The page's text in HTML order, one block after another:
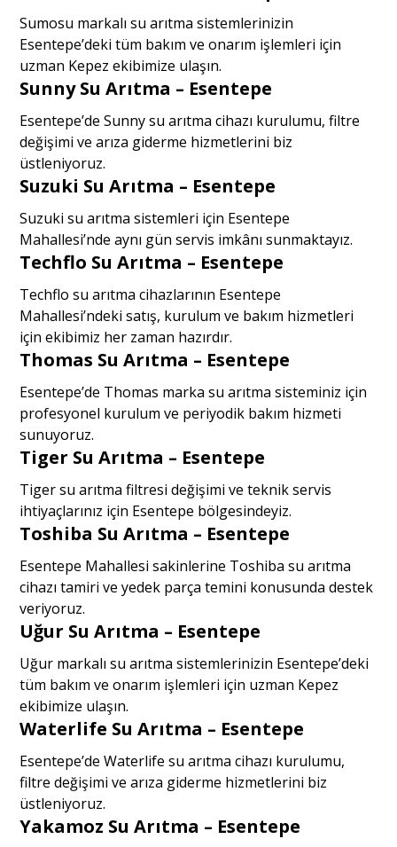
Sumosu markalı su arıtma sistemlerinizin
Esentepe’deki tüm bakım ve onarım işlemleri için
uzman Kepez ekibimize ulaşın.
Sunny Su Arıtma – Esentepe
Esentepe’de Sunny su arıtma cihazı kurulumu, filtre
değişimi ve arıza giderme hizmetlerini biz
üstleniyoruz.
Suzuki Su Arıtma – Esentepe
Suzuki su arıtma sistemleri için Esentepe
Mahallesi’nde aynı gün servis imkânı sunmaktayız.
Techflo Su Arıtma – Esentepe
Techflo su arıtma cihazlarının Esentepe
Mahallesi’ndeki satış, kurulum ve bakım hizmetleri
için ekibimiz her zaman hazırdır.
Thomas Su Arıtma – Esentepe
Esentepe’de Thomas marka su arıtma sisteminiz için
profesyonel kurulum ve periyodik bakım hizmeti
sunuyoruz.
Tiger Su Arıtma – Esentepe
Tiger su arıtma filtresi değişimi ve teknik servis
ihtiyaçlarınız için Esentepe bölgesindeyiz.
Toshiba Su Arıtma – Esentepe
Esentepe Mahallesi sakinlerine Toshiba su arıtma
cihazı tamiri ve yedek parça temini konusunda destek
veriyoruz.
Uğur Su Arıtma – Esentepe
Uğur markalı su arıtma sistemlerinizin Esentepe’deki
tüm bakım ve onarım işlemleri için uzman Kepez
ekibimize ulaşın.
Waterlife Su Arıtma – Esentepe
Esentepe’de Waterlife su arıtma cihazı kurulumu,
filtre değişimi ve arıza giderme hizmetlerini biz
üstleniyoruz.
Yakamoz Su Arıtma – Esentepe